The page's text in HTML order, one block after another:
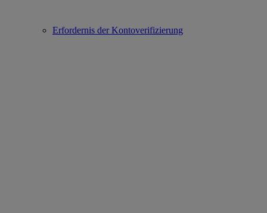
Erfordernis der Kontoverifizierung